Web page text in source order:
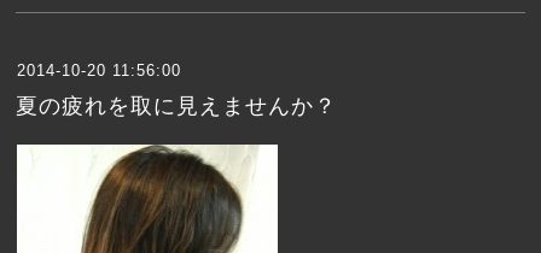
2014-10-20 11:56:00
夏の疲れを取に見えませんか？